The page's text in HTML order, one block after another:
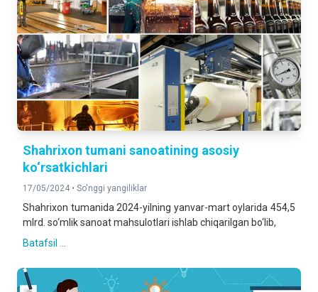
Shahrixon tumani sanoatining asosiy
ko‘rsatkichlari
17/05/2024 • So'nggi yangiliklar
Shahrixon tumanida 2024-yilning yanvar-mart oylarida 454,5
mlrd. so‘mlik sanoat mahsulotlari ishlab chiqarilgan bo‘lib,
Batafsil ...